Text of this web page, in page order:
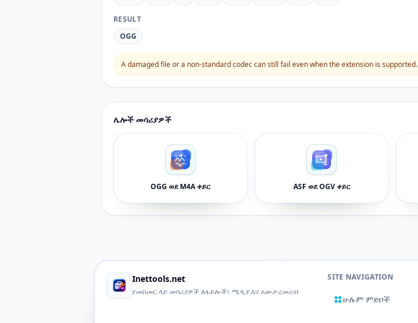
RESULT
OGG
A damaged file or a non-standard codec can still fail even when the extension is supported.
ሌሎች መሳሪያዎች
OGG ወደ M4A ቀይር ASF ወደ OGV ቀይር
Inettools.net
የመስመር ላይ መሳሪያዎች ለፋይሎች፣ ሚዲያ እና አውታረመረብ
SITE NAVIGATION
ሁሉም ምድቦች